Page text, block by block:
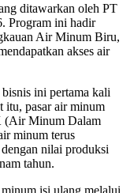
ditawarkan oleh PT
Program ini hadir
Air Minum Biru,
akses air
ini pertama kali
itu, pasar air minum
(Air Minum Dalam
minum terus
nilai produksi
tahun.
isi ulang melalui